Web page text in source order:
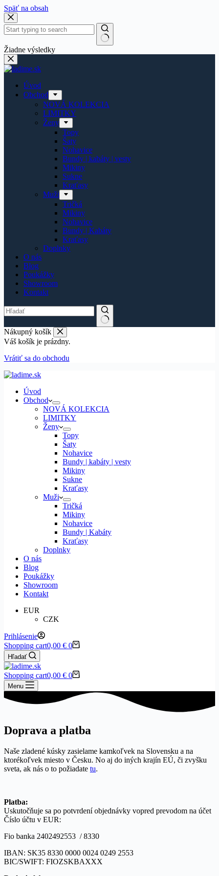
Späť na obsah
Žiadne výsledky
Úvod
Obchod
NOVÁ KOLEKCIA
LIMITKY
Ženy
Topy
Šaty
Nohavice
Bundy | kabáty | vesty
Mikiny
Sukne
Kraťasy
Muži
Tričká
Mikiny
Nohavice
Bundy | Kabáty
Kraťasy
Doplnky
O nás
Blog
Poukážky
Showroom
Kontakt
Nákupný košík
Váš košík je prázdny.
Vrátiť sa do obchodu
Úvod
Obchod
NOVÁ KOLEKCIA
LIMITKY
Ženy
Topy
Šaty
Nohavice
Bundy | kabáty | vesty
Mikiny
Sukne
Kraťasy
Muži
Tričká
Mikiny
Nohavice
Bundy | Kabáty
Kraťasy
Doplnky
O nás
Blog
Poukážky
Showroom
Kontakt
EUR
CZK
Prihlásenie
Shopping cart0,00 € 0
Hľadať
Shopping cart0,00 € 0
Menu
Doprava a platba
Naše zladené kúsky zasielame kamkoľvek na Slovensku a na
ktorékoľvek miesto v Česku. No aj do iných krajín EÚ, či zvyšku
sveta, ak nás o to požiadate tu.
Platba:
Uskutočňuje sa po potvrdení objednávky vopred prevodom na účet
Číslo účtu v EUR:
Fio banka 2402492553 / 8330
IBAN: SK35 8330 0000 0024 0249 2553
BIC/SWIFT: FIOZSKBAXXX